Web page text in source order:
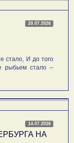
20.07.2026
стало, И до того
рыбьем стало –
14.07.2026
НА